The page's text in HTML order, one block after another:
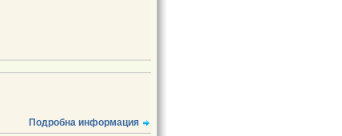
Подробна информация